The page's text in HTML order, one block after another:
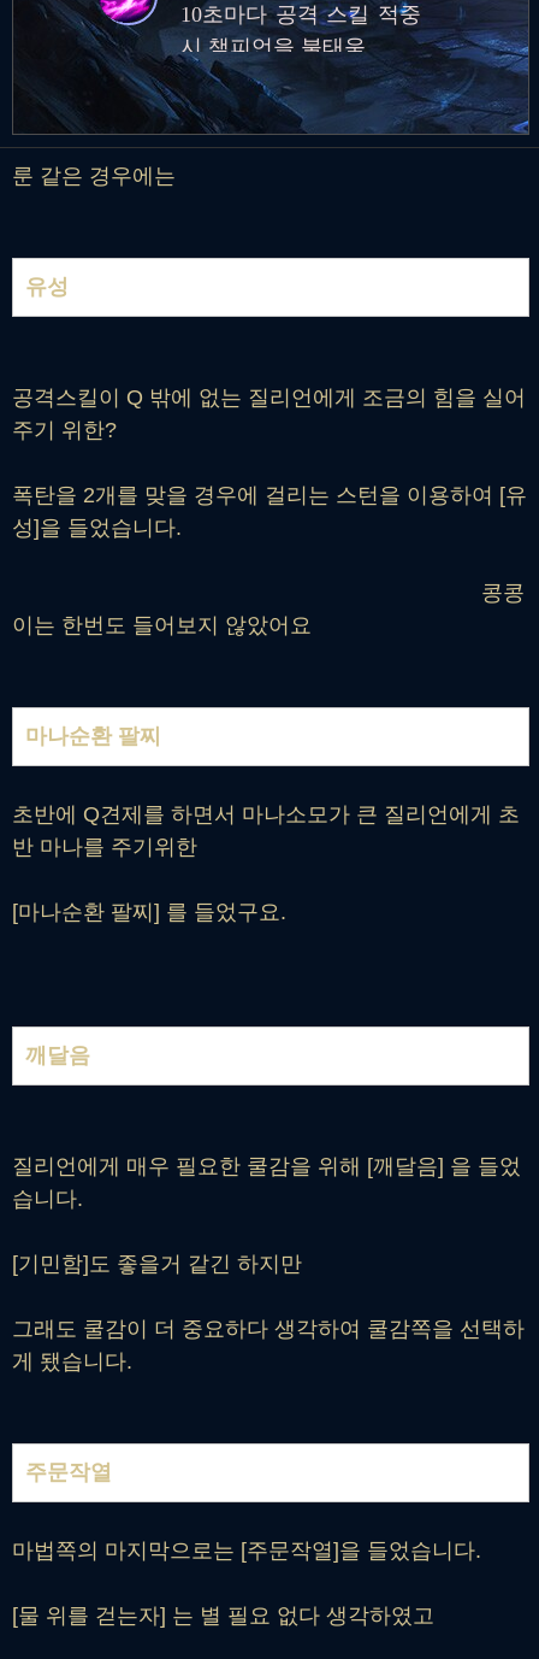
10초마다 공격 스킬 적중
시 챔피언을 불태움
룬 같은 경우에는
유성
공격스킬이 Q 밖에 없는 질리언에게 조금의 힘을 실어
주기 위한?
폭탄을 2개를 맞을 경우에 걸리는 스턴을 이용하여 [유
성]을 들었습니다.
콩콩
이는 한번도 들어보지 않았어요
마나순환 팔찌
초반에 Q견제를 하면서 마나소모가 큰 질리언에게 초
반 마나를 주기위한
[마나순환 팔찌] 를 들었구요.
깨달음
질리언에게 매우 필요한 쿨감을 위해 [깨달음] 을 들었
습니다.
[기민함]도 좋을거 같긴 하지만
그래도 쿨감이 더 중요하다 생각하여 쿨감쪽을 선택하
게 됐습니다.
주문작열
마법쪽의 마지막으로는 [주문작열]을 들었습니다.
[물 위를 걷는자] 는 별 필요 없다 생각하였고